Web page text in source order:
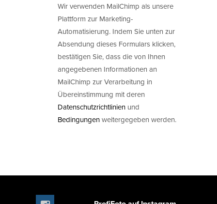
Wir verwenden MailChimp als unsere
Plattform zur Marketing-
Automatisierung. Indem Sie unten zur
Absendung dieses Formulars klicken,
bestätigen Sie, dass die von Ihnen
angegebenen Informationen an
MailChimp zur Verarbeitung in
Übereinstimmung mit deren
Datenschutzrichtlinien und
Bedingungenweitergegeben werden.